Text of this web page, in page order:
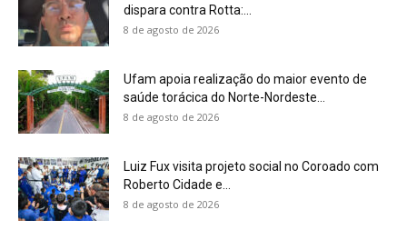
dispara contra Rotta:...
8 de agosto de 2026
Ufam apoia realização do maior evento de
saúde torácica do Norte-Nordeste...
8 de agosto de 2026
Luiz Fux visita projeto social no Coroado com
Roberto Cidade e...
8 de agosto de 2026